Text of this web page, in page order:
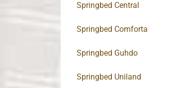
Springbed Central
Springbed Comforta
Springbed Guhdo
Springbed Uniland